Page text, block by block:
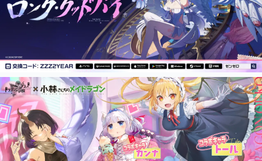
ピックアップ
電ファミのいま読まれている記事ランキング
アプリセール情報